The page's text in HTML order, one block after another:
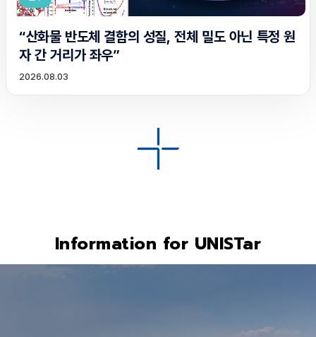
“산화물 반도체 결함의 성질, 전체 밀도 아닌 특정 원
자 간 거리가 좌우”
2026.08.03
Information for UNISTar